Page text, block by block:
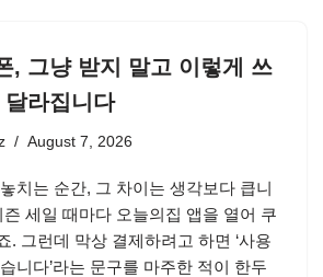
, 그냥 받지 말고 이렇게 쓰
라집니다
August 7, 2026
치는 순간, 그 차이는 생각보다 큽니
세일 때마다 오늘의집 앱을 열어 쿠
. 그런데 막상 결제하려고 하면 ‘사용
니다’라는 문구를 마주한 적이 한두